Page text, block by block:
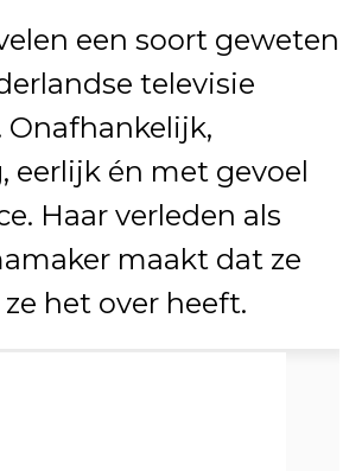
een soort geweten
televisie
Onafhankelijk,
eerlijk én met gevoel
Haar verleden als
maakt dat ze
het over heeft.